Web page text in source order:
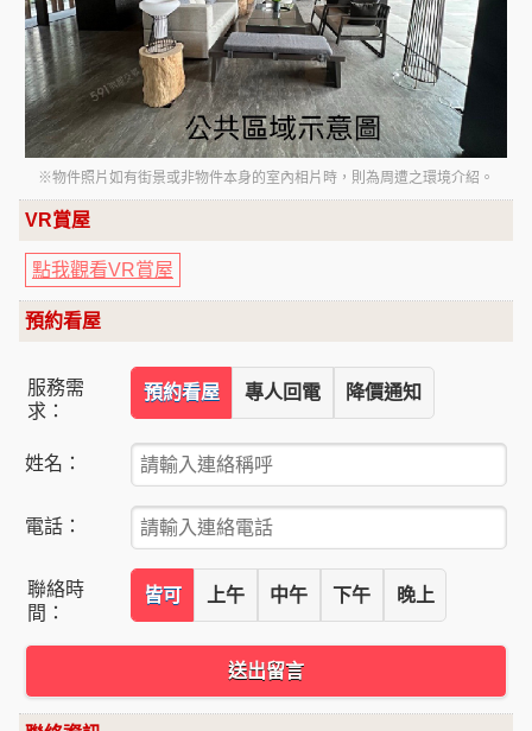
※物件照片如有街景或非物件本身的室內相片時，則為周遭之環境介紹。
VR賞屋
點我觀看VR賞屋
預約看屋
服務需
求：
預約看屋 專人回電 降價通知
姓名：
電話：
聯絡時
間：
皆可 上午 中午 下午 晚上
送出留言